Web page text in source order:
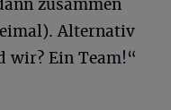
zusammen
Alternativ
wir? Ein Team!“